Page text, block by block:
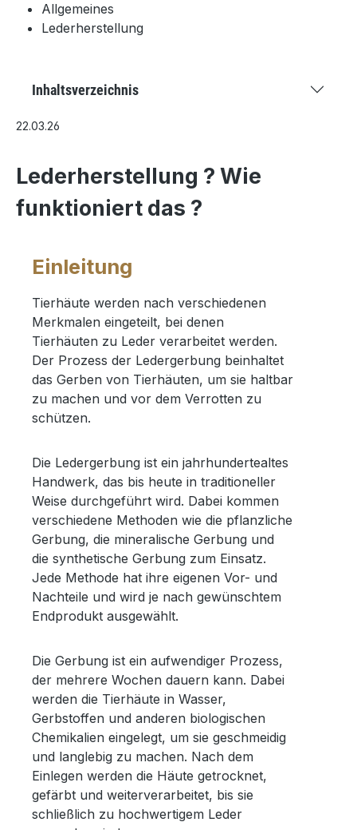
Allgemeines
Lederherstellung
Inhaltsverzeichnis
22.03.26
Lederherstellung ? Wie
funktioniert das ?
Einleitung
Tierhäute werden nach verschiedenen
Merkmalen eingeteilt, bei denen
Tierhäuten zu Leder verarbeitet werden.
Der Prozess der Ledergerbung beinhaltet
das Gerben von Tierhäuten, um sie haltbar
zu machen und vor dem Verrotten zu
schützen.
Die Ledergerbung ist ein jahrhundertealtes
Handwerk, das bis heute in traditioneller
Weise durchgeführt wird. Dabei kommen
verschiedene Methoden wie die pflanzliche
Gerbung, die mineralische Gerbung und
die synthetische Gerbung zum Einsatz.
Jede Methode hat ihre eigenen Vor- und
Nachteile und wird je nach gewünschtem
Endprodukt ausgewählt.
Die Gerbung ist ein aufwendiger Prozess,
der mehrere Wochen dauern kann. Dabei
werden die Tierhäute in Wasser,
Gerbstoffen und anderen biologischen
Chemikalien eingelegt, um sie geschmeidig
und langlebig zu machen. Nach dem
Einlegen werden die Häute getrocknet,
gefärbt und weiterverarbeitet, bis sie
schließlich zu hochwertigem Leder